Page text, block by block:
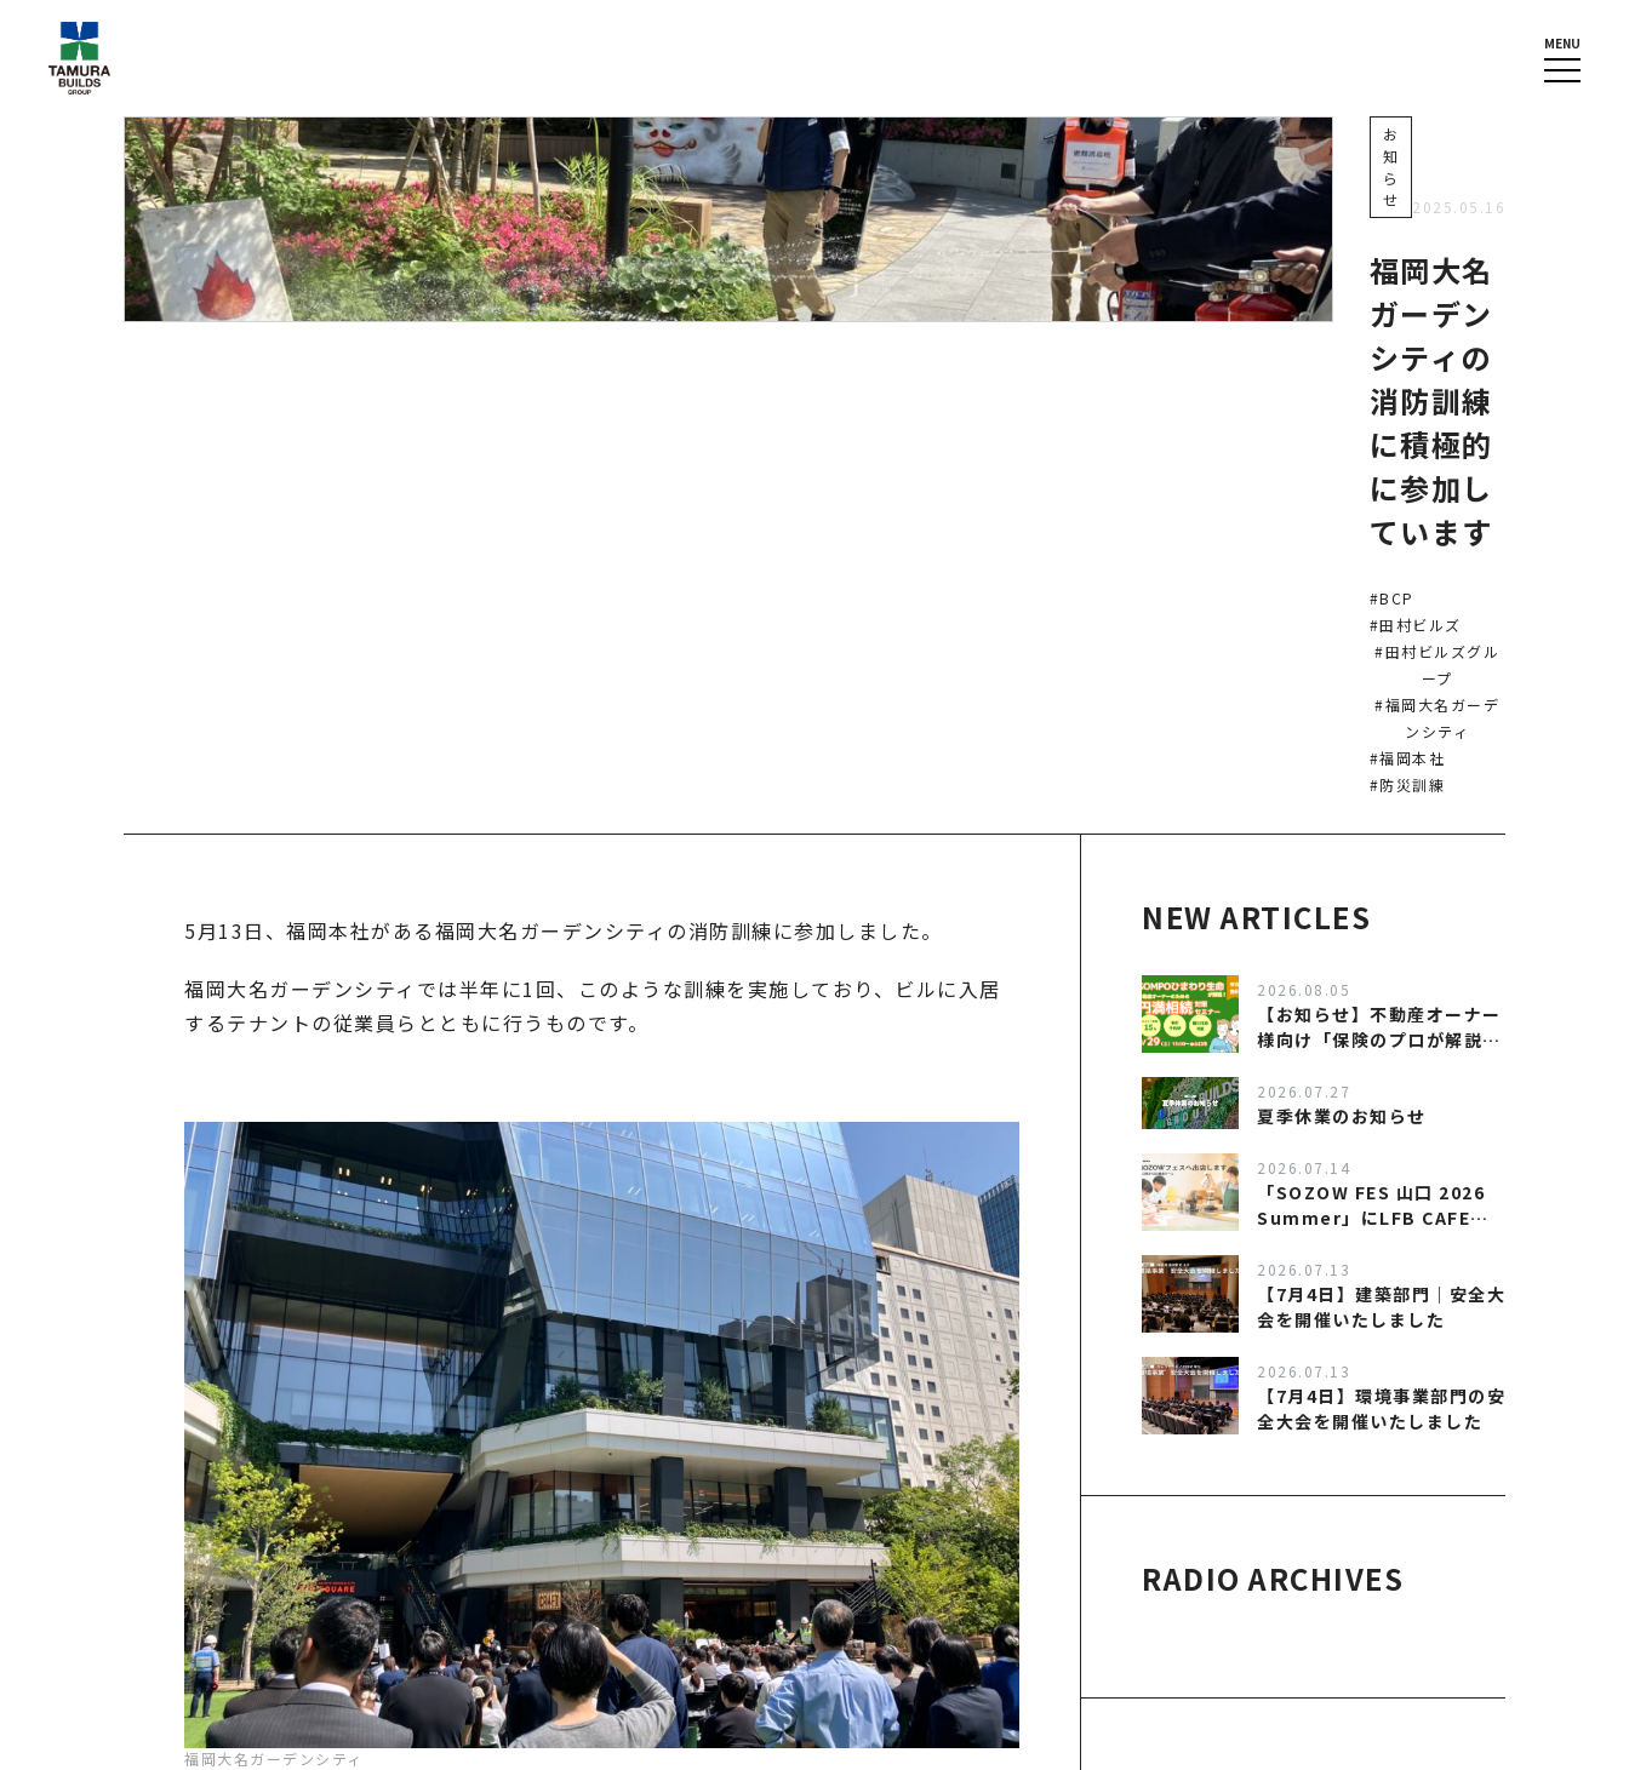
MENU
お
知
ら
せ
2025.05.16
福岡大名
ガーデン
シティの
消防訓練
に積極的
に参加し
ています
#BCP
#田村ビルズ
#田村ビルズグル
ープ
#福岡大名ガーデ
ンシティ
#福岡本社
#防災訓練
5月13日、福岡本社がある福岡大名ガーデンシティの消防訓練に参加しました。
福岡大名ガーデンシティでは半年に1回、このような訓練を実施しており、ビルに入居
するテナントの従業員らとともに行うものです。
福岡大名ガーデンシティ
NEW ARTICLES
2026.08.05
【お知らせ】不動産オーナー
様向け「保険のプロが解説す
催します
2026.07.27
夏季休業のお知らせ
2026.07.14
「SOZOW FES 山口 2026
Summer」にLFB CAFEが
2026.07.13
【7月4日】建築部門｜安全大
会を開催いたしました
2026.07.13
【7月4日】環境事業部門の安
全大会を開催いたしました
RADIO ARCHIVES